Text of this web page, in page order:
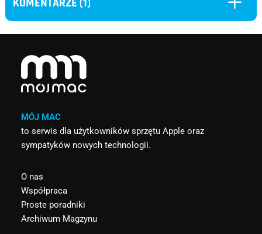
MÓJ MAC
to serwis dla użytkowników sprzętu Apple oraz
sympatyków nowych technologii.
O nas
Współpraca
Proste poradniki
Archiwum Magzynu